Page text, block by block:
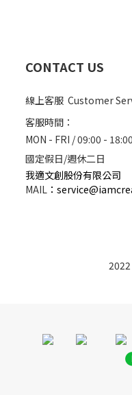
CONTACT US
線上客服 Customer
客服時間：
MON - FRI / 09:00 - 18:00
國定假日/週休二日
我適文創股份有限公司
MAIL ：